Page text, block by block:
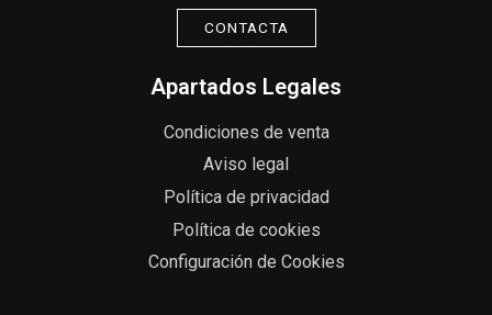
CONTACTA
Apartados Legales
Condiciones de venta
Aviso legal
Política de privacidad
Política de cookies
Configuración de Cookies